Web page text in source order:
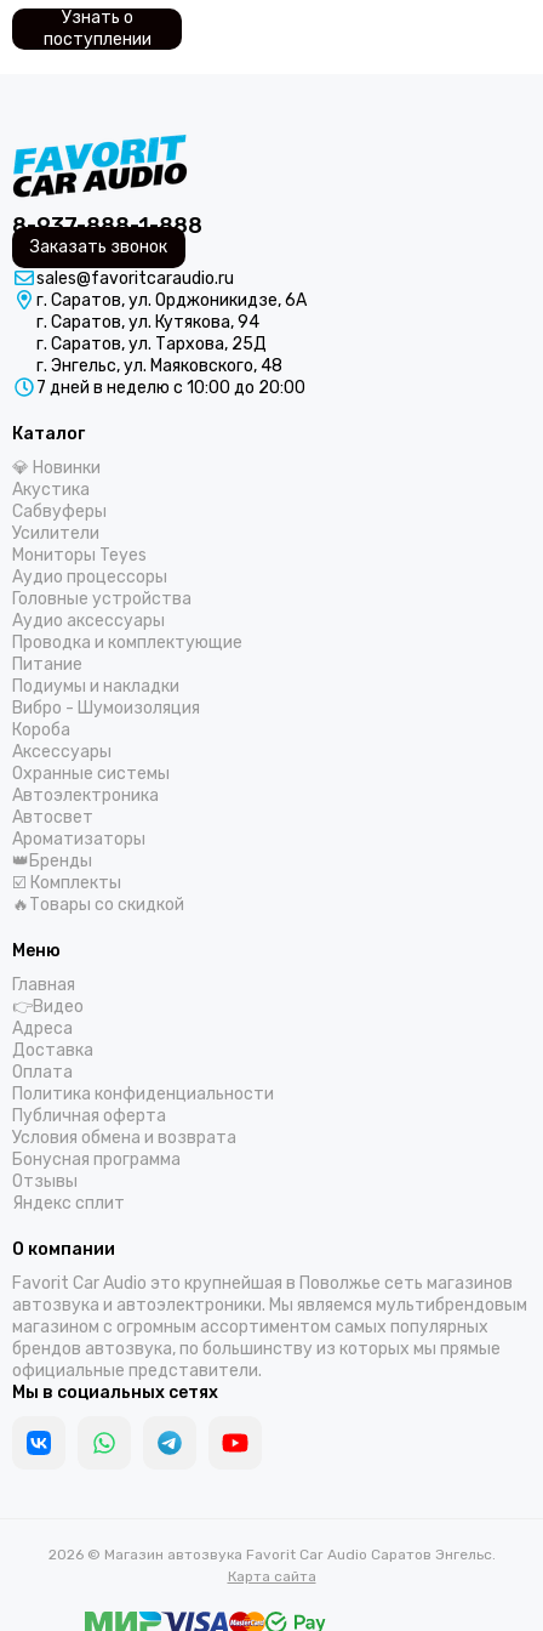
Audio nova
Avatar
Alligator
AMP by A. Vakhtin
AZ-13 SPL Power
Axton
Black Hydra
Blackview
Best Balance
Braim
Blam
BRAX
Cadence
Calcell
COLT
Centurion
CDT
ComfortMat
Challenger
СтартВольт
DEGO
DD Audio
DAXX
Dunobil
D/S/D
ESB Audio
EDGE
E.O.S.
FSD Audio
Focal
Five
GAS
Helix
Hellion
IDOL AUDIO
Ivolga
Incar
Infinity
Intego
JBL
JL Audio
JVC
КЗАТЭ
Kicx
Magnum
Узнать о
поступлении
8-937-888-1-888
Заказать звонок
sales@favoritcaraudio.ru
г. Саратов, ул. Орджоникидзе, 6А
г. Саратов, ул. Кутякова, 94
г. Саратов, ул. Тархова, 25Д
г. Энгельс, ул. Маяковского, 48
7 дней в неделю с 10:00 до 20:00
Каталог
💎 Новинки
Акустика
Сабвуферы
Усилители
Мониторы Teyes
Аудио процессоры
Головные устройства
Аудио аксессуары
Проводка и комплектующие
Питание
Подиумы и накладки
Вибро - Шумоизоляция
Короба
Аксессуары
Охранные системы
Автоэлектроника
Автосвет
Ароматизаторы
👑Бренды
☑️ Комплекты
🔥Товары со скидкой
Меню
Главная
👉Видео
Адреса
Доставка
Оплата
Политика конфиденциальности
Публичная оферта
Условия обмена и возврата
Бонусная программа
Отзывы
Яндекс сплит
О компании
Favorit Car Audio это крупнейшая в Поволжье сеть магазинов
автозвука и автоэлектроники. Мы являемся мультибрендовым
магазином с огромным ассортиментом самых популярных
брендов автозвука, по большинству из которых мы прямые
официальные представители.
Мы в социальных сетях
2026 © Магазин автозвука Favorit Car Audio Саратов Энгельс.
Карта сайта